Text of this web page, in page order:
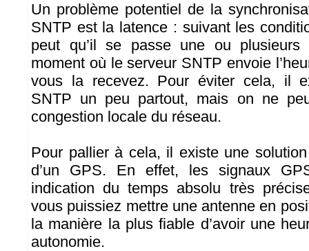
Un problème potentiel de la
SNTP est la latence : suivant les
peut qu’il se passe une ou plusieurs
moment où le serveur SNTP envoie
vous la recevez. Pour éviter cela, il
SNTP un peu partout, mais on ne
congestion locale du réseau.
Pour pallier à cela, il existe une
d’un GPS. En effet, les signaux
indication du temps absolu très
vous puissiez mettre une antenne en
la manière la plus fiable d’avoir une
autonomie.